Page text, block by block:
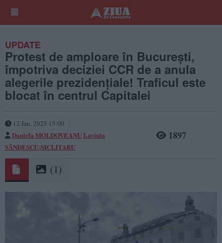
UPDATE
Protest de amploare în București,
împotriva deciziei CCR de a anula
alegerile prezidențiale! Traficul este
blocat în centrul Capitalei
12 Jan, 2025 15:00
Daniela MOLDOVEANU Lavinia
SĂNDESCU-SICLITARU
1897
(1)